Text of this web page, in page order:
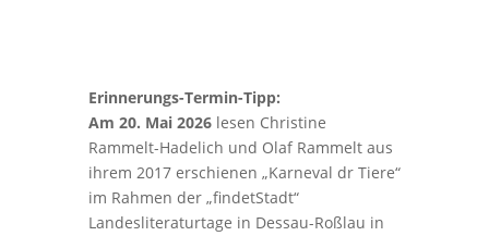
Erinnerungs-Termin-Tipp:
Am 20. Mai 2026lesen Christine
Rammelt-Hadelich und Olaf Rammelt aus
ihrem 2017 erschienen „Karneval dr Tiere“
im Rahmen der „findetStadt“
Landesliteraturtage in Dessau-Roßlau in